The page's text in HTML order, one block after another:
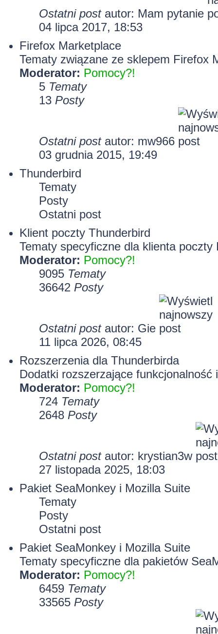
Ostatni postautor: Mam pytanie
04 lipca 2017, 18:53
Firefox Marketplace
Tematy związane ze sklepem Firefox
Moderator: Pomocy?!
5 Tematy
13 Posty
Ostatni postautor: mw966
03 grudnia 2015, 19:49
Thunderbird
Tematy
Posty
Ostatni post
Klient poczty Thunderbird
Tematy specyficzne dla klienta poczty
Moderator: Pomocy?!
9095 Tematy
36642 Posty
Ostatni postautor: Gie
11 lipca 2026, 08:45
Rozszerzenia dla Thunderbirda
Dodatki rozszerzające
Moderator: Pomocy?!
724 Tematy
2648 Posty
Ostatni postautor: krystian3w
27 listopada 2025, 18:03
Pakiet SeaMonkey i Mozilla Suite
Tematy
Posty
Ostatni post
Pakiet SeaMonkey i Mozilla Suite
Tematy specyficzne dla pakietów
Moderator: Pomocy?!
6459 Tematy
33565 Posty